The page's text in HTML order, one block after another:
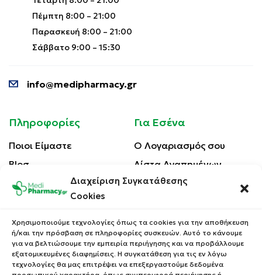
Διαχείριση Συγκατάθεσης
Cookies
Χρησιμοποιούμε τεχνολογίες όπως τα cookies για την αποθήκευση
ή/και την πρόσβαση σε πληροφορίες συσκευών. Αυτό το κάνουμε
για να βελτιώσουμε την εμπειρία περιήγησης και να προβάλλουμε
εξατομικευμένες διαφημίσεις. Η συγκατάθεση για τις εν λόγω
τεχνολογίες θα μας επιτρέψει να επεξεργαστούμε δεδομένα
Πέμπτη 8:00 – 21:00
Παρασκευή 8:00 – 21:00
Σάββατο 9:00 – 15:30
info@medipharmacy.gr
Πληροφορίες
Ποιοι Είμαστε
Blog
Επικοινωνία
Πολιτική Απορρήτου
Τρόποι Αποστολής
Τρόποι Πληρωμής
Για Εσένα
Ο Λογαριασμός σου
Λίστα Αγαπημένων
Οι Παραγγελίες σου
Κέρδισε Κουπόνι
Έκπτωσης